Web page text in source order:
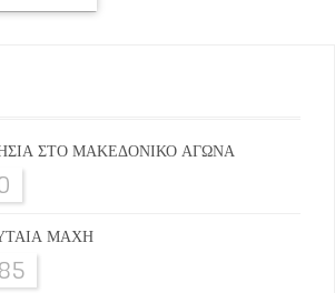
ΣΤΟ ΜΑΚΕΔΟΝΙΚΟ ΑΓΩΝΑ
ΜΑΧΗ